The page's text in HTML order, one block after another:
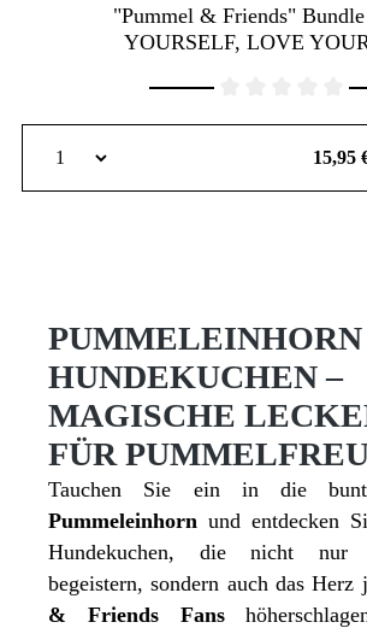
"Pummel & Friends"
YOURSELF, LOVE
15,95
Durchschnittliche Bewertung
PUMMELEINHORN
HUNDEKUCHEN –
MAGISCHE
FÜR
Tauchen Sie ein in die
Pummeleinhorn und entdecken
Hundekuchen, die nicht nur
begeistern, sondern auch das Herz
& Friends Fans